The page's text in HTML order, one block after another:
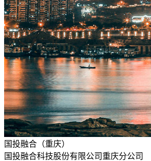
国投融合（重庆）
国投融合科技股份有限公司重庆分公司